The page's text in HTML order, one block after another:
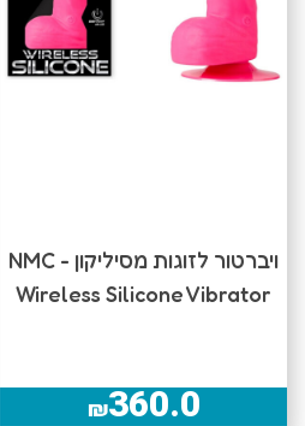
ויברטור לזוגות מסיליקון NMC -
Wireless Silicone Vibrator
₪360.0